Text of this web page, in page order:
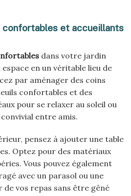
confortables et accueillants
dans votre jardin
en un véritable lieu de
par aménager des coins
confortables et des
pour se relaxer au soleil ou
entre amis.
pensez à ajouter une table
Optez pour des matériaux
Vous pouvez également
avec un parasol ou une
vos repas sans être gêné